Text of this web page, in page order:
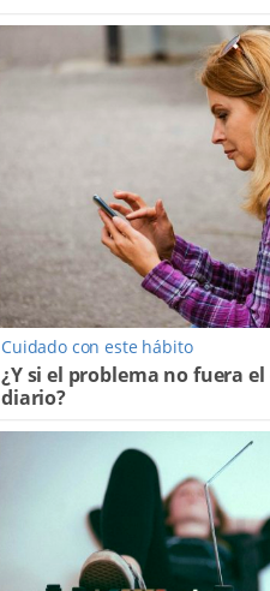
Cuidado con este hábito
¿Y si el problema no fuera
diario?